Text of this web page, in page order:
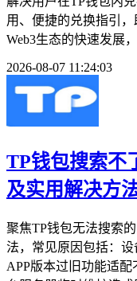
用、便捷的兑换指引
Web3生态的快速发展
2026-08-07 11:24:03
TP钱包搜索不
及实用解决方
聚焦TP钱包无法搜索
法，常见原因包括：设
APP版本过旧功能适